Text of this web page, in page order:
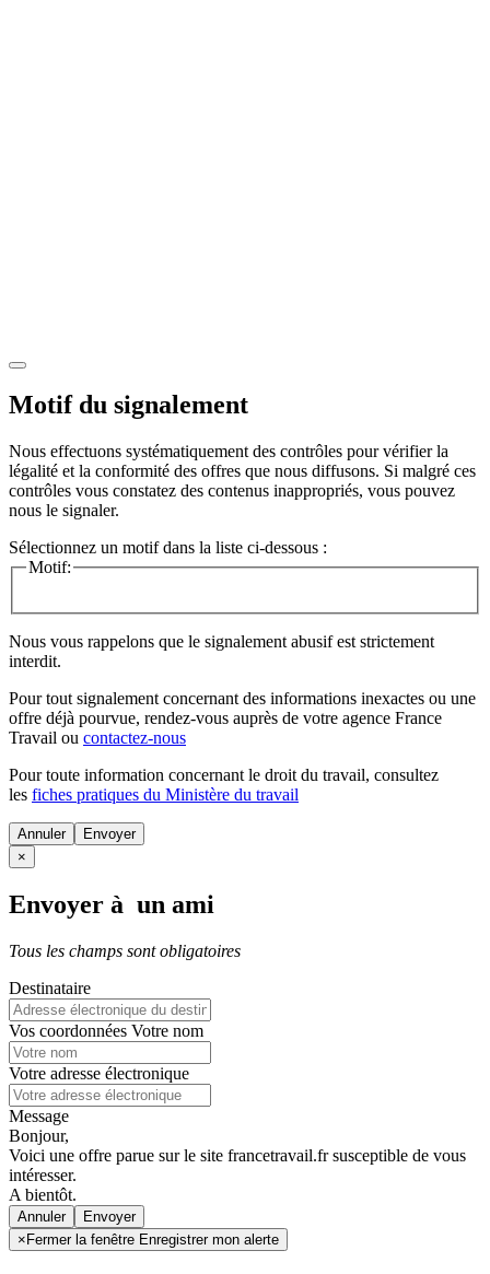
Motif du signalement
Nous effectuons systématiquement des contrôles pour vérifier la
légalité et la conformité des offres que nous diffusons. Si malgré ces
contrôles vous constatez des contenus inappropriés, vous pouvez
nous le signaler.
Sélectionnez un motif dans la liste ci-dessous :
Motif:
Nous vous rappelons que le signalement abusif est strictement
interdit.
Pour tout signalement concernant des informations inexactes ou une
offre déjà pourvue, rendez-vous auprès de votre agence France
Travail ou contactez-nous
Pour toute information concernant le droit du travail, consultez
les fiches pratiques du Ministère du travail
Annuler
×
Envoyer à un ami
Tous les champs sont obligatoires
Destinataire
Vos coordonnées Votre nom
Votre adresse électronique
Message
Bonjour,
Voici une offre parue sur le site francetravail.fr susceptible de vous
intéresser.
A bientôt.
Annuler
× Fermer la fenêtre Enregistrer mon alerte